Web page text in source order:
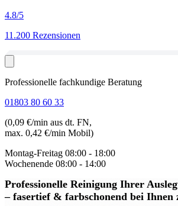
4.8/5
11.200 Rezensionen
Professionelle fachkundige Beratung
01803 80 60 33
(0,09 €/min aus dt. FN,
max. 0,42 €/min Mobil)
Montag-Freitag 08:00 - 18:00
Wochenende 08:00 - 14:00
Professionelle Reinigung Ihrer
– fasertief & farbschonend bei Ihnen